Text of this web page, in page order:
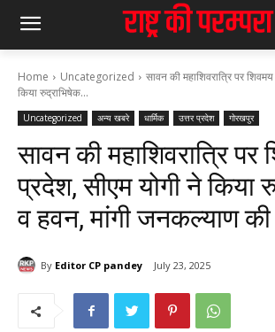
Home Uncategorized
सावन की महाशिवरात्रि पर
किया रुद्राभिषेक...
Uncategorized अन्य खबरे धार्मिक उत्तर प्रदेश गोरखपुर
सावन की महाशिवरात्रि
प्रदेश, सीएम योगी ने किया
व हवन, मांगी जनकल्याण की
By Editor CP pandey July 23, 2025